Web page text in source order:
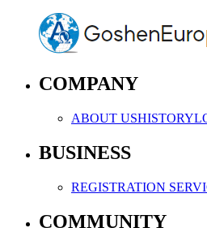
COMPANY
ABOUT USHISTORY
BUSINESS
REGISTRATION
COMMUNITY